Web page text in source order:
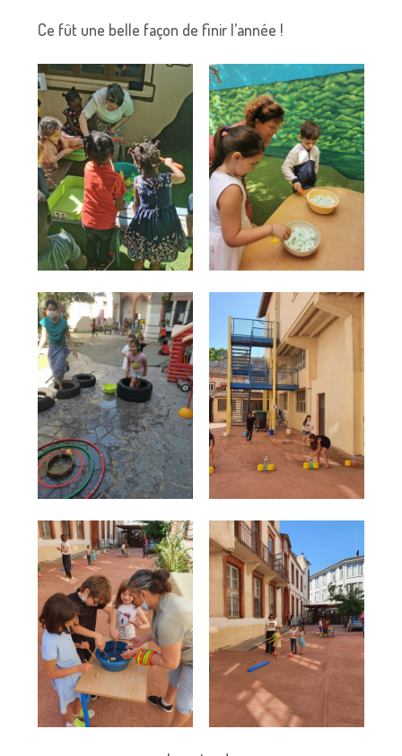
Ce fût une belle façon de finir l’année !